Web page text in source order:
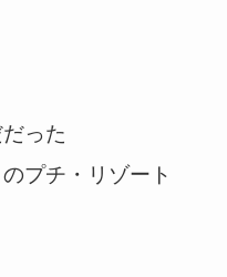
った
プチ・リゾート